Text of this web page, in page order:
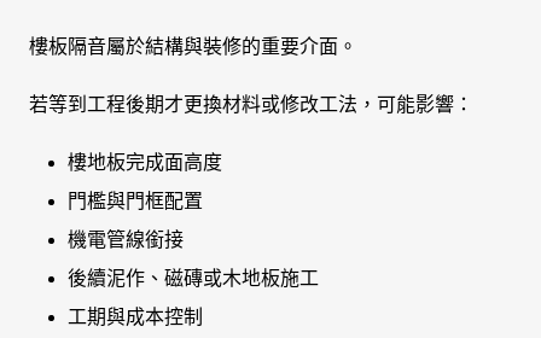
樓板隔音屬於結構與裝修的重要介面。
若等到工程後期才更換材料或修改工法，可能影響：
樓地板完成面高度
門檻與門框配置
機電管線銜接
後續泥作、磁磚或木地板施工
工期與成本控制